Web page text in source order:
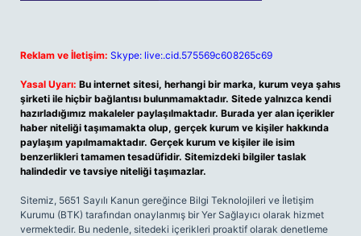
Reklam ve İletişim: Skype: live:.cid.575569c608265c69
Yasal Uyarı: Bu internet sitesi, herhangi bir marka, kurum veya şahıs
şirketi ile hiçbir bağlantısı bulunmamaktadır. Sitede yalnızca kendi
hazırladığımız makaleler paylaşılmaktadır. Burada yer alan içerikler
haber niteliği taşımamakta olup, gerçek kurum ve kişiler hakkında
paylaşım yapılmamaktadır. Gerçek kurum ve kişiler ile isim
benzerlikleri tamamen tesadüfidir. Sitemizdeki bilgiler taslak
halindedir ve tavsiye niteliği taşımazlar.
Sitemiz, 5651 Sayılı Kanun gereğince Bilgi Teknolojileri ve İletişim
Kurumu (BTK) tarafından onaylanmış bir Yer Sağlayıcı olarak hizmet
vermektedir. Bu nedenle, sitedeki içerikleri proaktif olarak denetleme